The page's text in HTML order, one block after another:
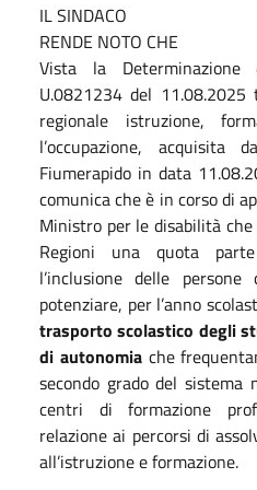
IL SINDACO
RENDE NOTO CHE
Vista la
U.0821234 del 11.08.2025
regionale istruzione,
l’occupazione, acquisita
Fiumerapido in data
comunica che è in corso di
Ministro per le disabilità
Regioni una quota
l’inclusione delle
potenziare, per l’anno
trasporto scolastico degli
di autonomiache
secondo grado del
centri di formazione
relazione ai percorsi di
all’istruzione e formazione.